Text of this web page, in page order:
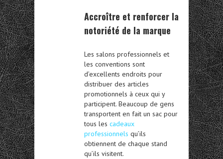
Accroître et renforcer la
notoriété de la marque
Les salons professionnels et
les conventions sont
d’excellents endroits pour
distribuer des articles
promotionnels à ceux qui y
participent. Beaucoup de gens
transportent en fait un sac pour
tous les cadeaux
professionnels qu’ils
obtiennent de chaque stand
qu’ils visitent.